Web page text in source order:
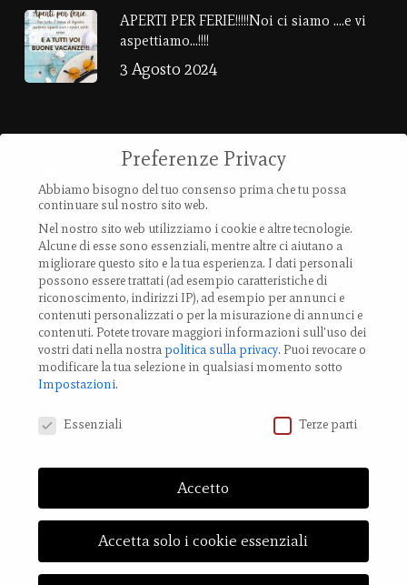
APERTI PER FERIE!!!!!Noi ci siamo ….e vi
aspettiamo…!!!!
3 Agosto 2024
Via Provanone 4907 (30,71 km)
40017 Palata Pepoli,
Emilia-Romagna, Italy
TEL.: +39 0519 85 919
Modifica impostazione Cookies
© 2023 LA LUNA ROSSA Nemo Srl - via Provanone 4907, 40017
Palata Pepoli (BO) | P.iva: 03721061202 |
Cookies ePrivacy Policy
Preferenze Privacy
Abbiamo bisogno del tuo consenso prima che tu possa
continuare sul nostro sito web.
Nel nostro sito web utilizziamo i cookie e altre tecnologie.
Alcune di esse sono essenziali, mentre altre ci aiutano a
migliorare questo sito e la tua esperienza. I dati personali
possono essere trattati (ad esempio caratteristiche di
riconoscimento, indirizzi IP), ad esempio per annunci e
contenuti personalizzati o per la misurazione di annunci e
contenuti. Potete trovare maggiori informazioni sull'uso dei
vostri dati nella nostrapolitica sulla privacy. Puoi revocare o
modificare la tua selezione in qualsiasi momento sotto
Impostazioni.
Essenziali
Terze parti
Accetto
Accetta solo i cookie essenziali